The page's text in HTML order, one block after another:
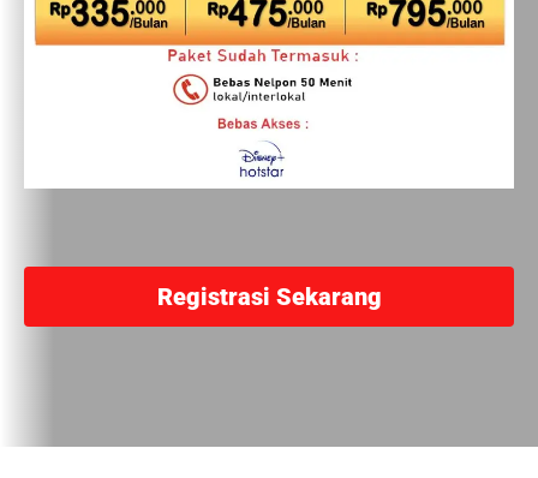
Registrasi Sekarang